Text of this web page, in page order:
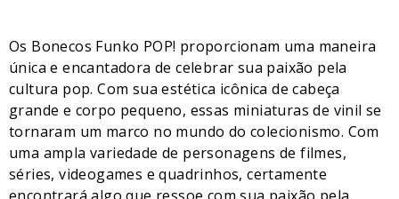
Os Bonecos Funko POP! proporcionam uma maneira
única e encantadora de celebrar sua paixão pela
cultura pop. Com sua estética icônica de cabeça
grande e corpo pequeno, essas miniaturas de vinil se
tornaram um marco no mundo do colecionismo. Com
uma ampla variedade de personagens de filmes,
séries, videogames e quadrinhos, certamente